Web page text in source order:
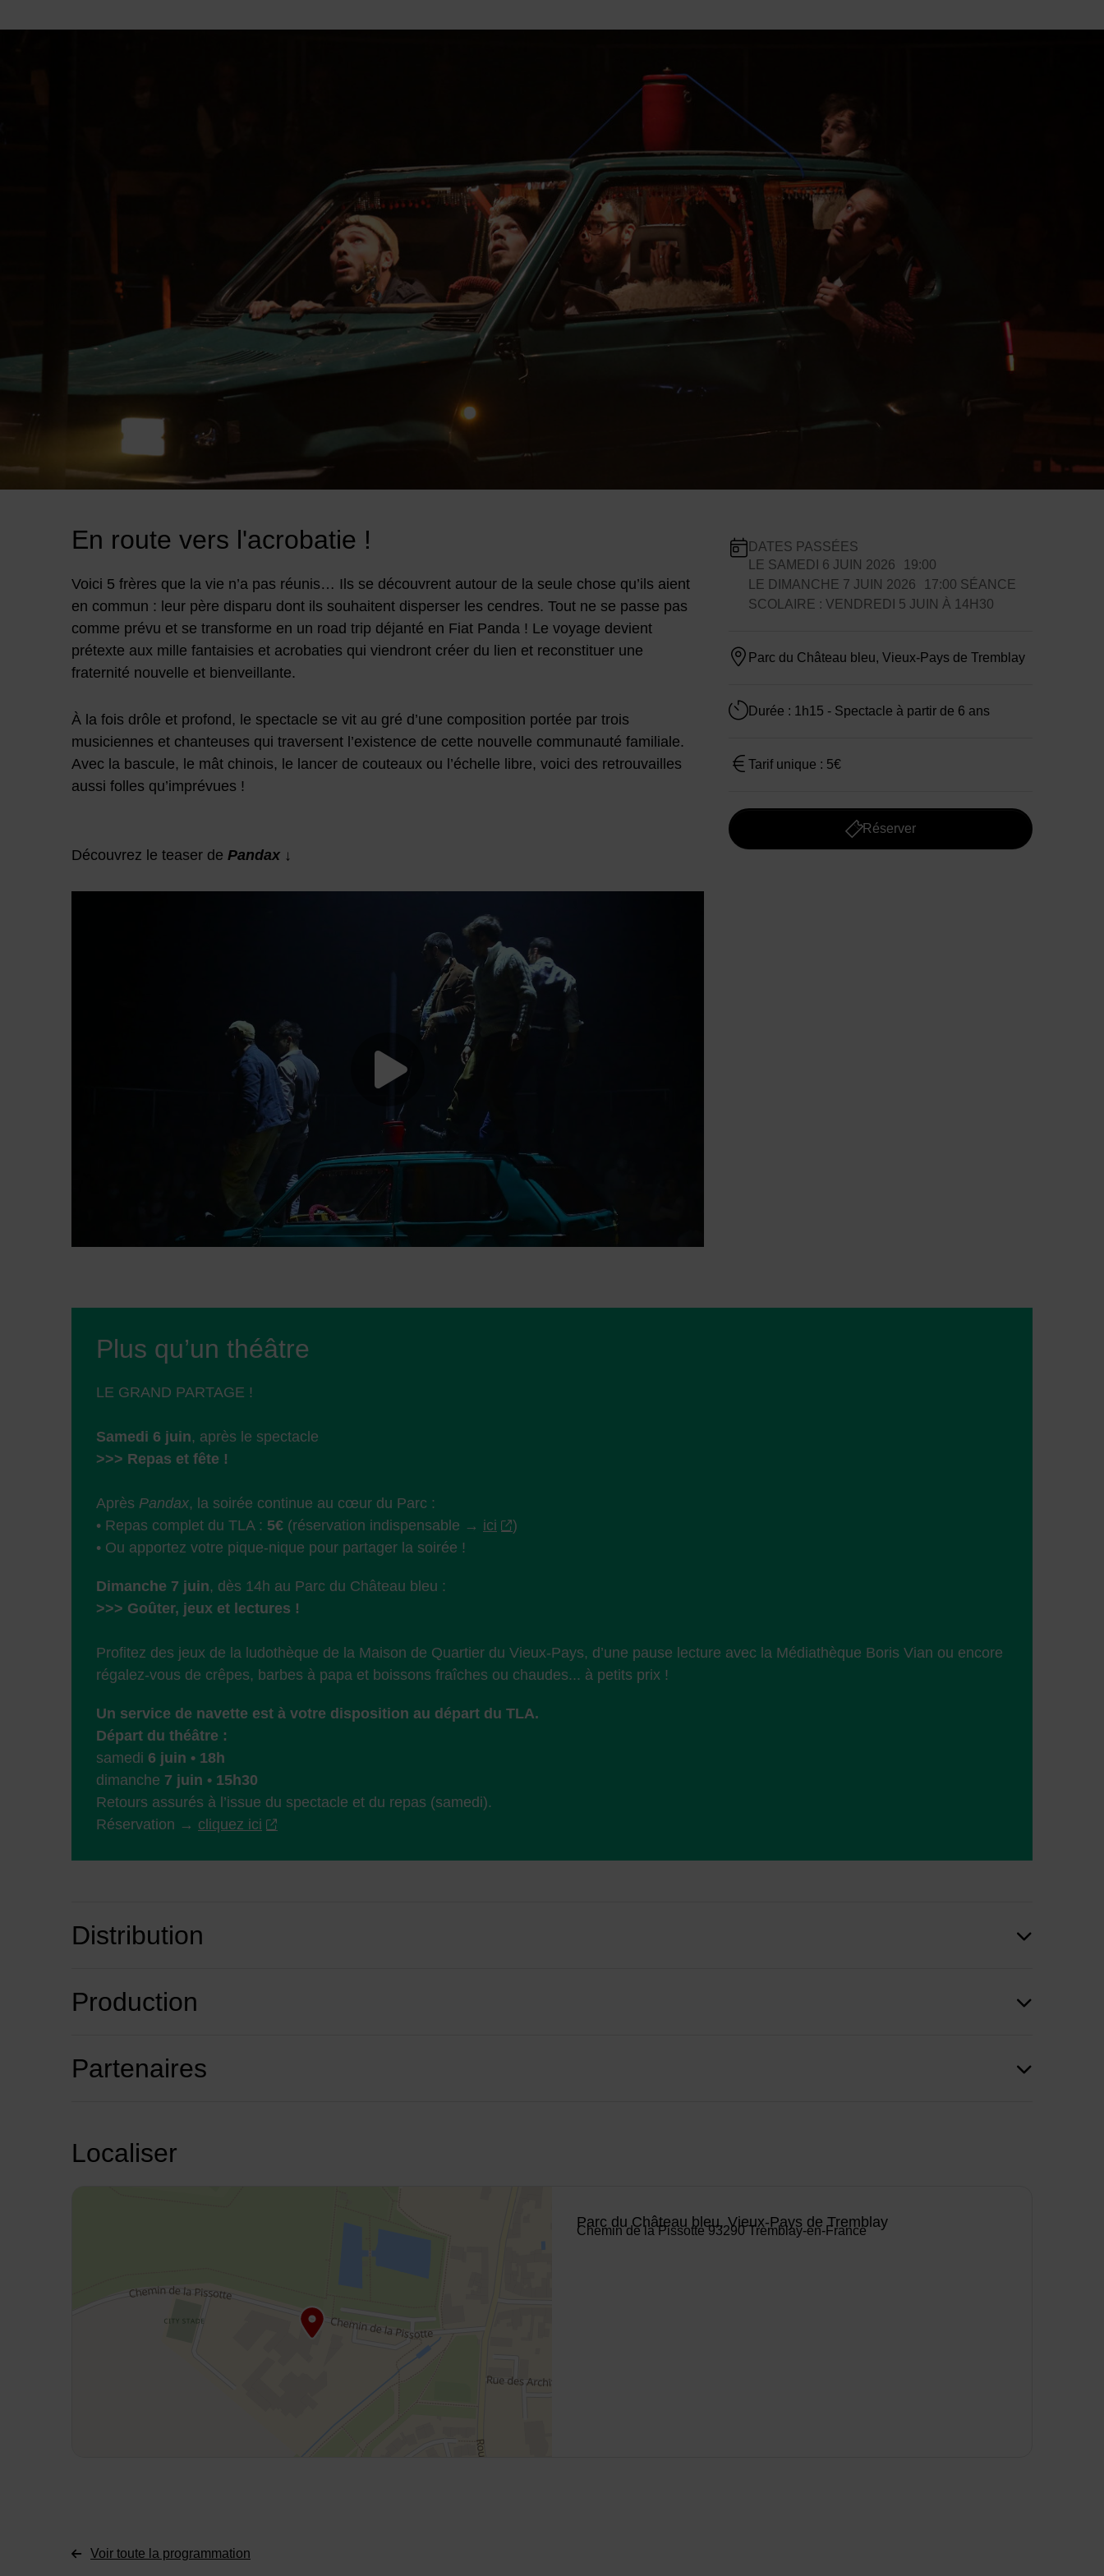
En route vers l'acrobatie !
Voici 5 frères que la vie n’a pas réunis… Ils se découvrent autour de la seule chose qu’ils aient
en commun : leur père disparu dont ils souhaitent disperser les cendres. Tout ne se passe pas
comme prévu et se transforme en un road trip déjanté en Fiat Panda ! Le voyage devient
prétexte aux mille fantaisies et acrobaties qui viendront créer du lien et reconstituer une
fraternité nouvelle et bienveillante.
À la fois drôle et profond, le spectacle se vit au gré d’une composition portée par trois
musiciennes et chanteuses qui traversent l’existence de cette nouvelle communauté familiale.
Avec la bascule, le mât chinois, le lancer de couteaux ou l’échelle libre, voici des retrouvailles
aussi folles qu’imprévues !
Découvrez le teaser de Pandax ↓
Dates de planification
DATES PASSÉES
LE SAMEDI 6 JUIN 2026
19:00
LE DIMANCHE 7 JUIN 2026 17:00 SÉANCE
SCOLAIRE : VENDREDI 5 JUIN À 14H30
Parc du Château bleu, Vieux-Pays de Tremblay
Durée : 1h15 - Spectacle à partir de 6 ans
Tarif unique : 5€
Réserver
Plus qu’un théâtre
LE GRAND PARTAGE !
Samedi 6 juin, après le spectacle
>>> Repas et fête !
Après Pandax, la soirée continue au cœur du Parc :
• Repas complet du TLA : 5€ (réservation indispensable → ici
)
• Ou apportez votre pique-nique pour partager la soirée !
Dimanche 7 juin, dès 14h au Parc du Château bleu :
>>> Goûter, jeux et lectures !
Profitez des jeux de la ludothèque de la Maison de Quartier du Vieux-Pays, d’une pause lecture avec la Médiathèque Boris Vian ou encore
régalez-vous de crêpes, barbes à papa et boissons fraîches ou chaudes... à petits prix !
Un service de navette est à votre disposition au départ du TLA.
Départ du théâtre :
samedi 6 juin • 18h
dimanche 7 juin • 15h30
Retours assurés à l’issue du spectacle et du repas (samedi).
Réservation → cliquez ici
Distribution
Production
Partenaires
Localiser
Parc du Château bleu, Vieux-Pays de Tremblay
Chemin de la Pissotte 93290 Tremblay-en-France
Voir toute la programmation